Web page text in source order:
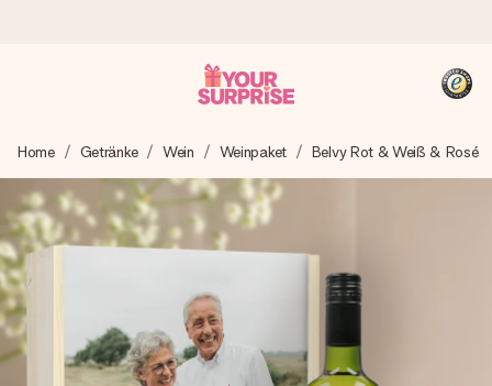
Wir bereiten dein Geschenk sorgfältig vor und schicken es
blitzschnell – damit du es genau zum richtigen Zeitpunkt
überreichen kannst, wenn es am meisten zählt.
4,8 (basierend auf +15.000 Bewertungen)
Unsere Geschenke begeistern. Kunden bewerten uns mit
4,8 bei Google Reviews (Gesamtergebnis aller Länder, in
die wir versenden).
Home Getränke Wein Weinpaket Belvy Rot & Weiß & Rosé